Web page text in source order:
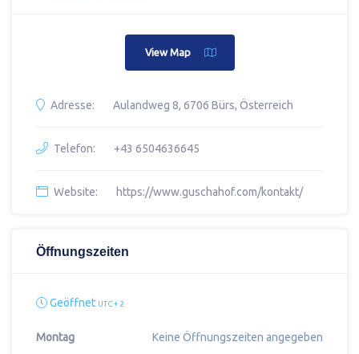
View Map
Adresse: Aulandweg 8, 6706 Bürs, Österreich
Telefon: +43 6504636645
Website: https://www.guschahof.com/kontakt/
Öffnungszeiten
Geöffnet UTC + 2
Montag Keine Öffnungszeiten angegeben